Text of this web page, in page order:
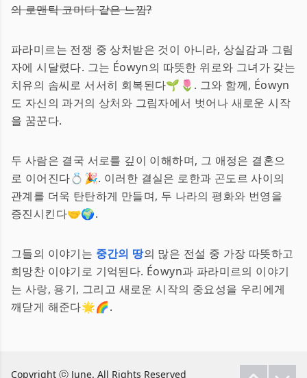
의 로맨틱 코미디 같은 느낌?
파라미르는 전쟁 중 상처받은 것이 아니라, 상실감과 그림
자에 시달렸다. 그는 Éowyn의 따뜻한 위로와 그녀가 갖는
치유의 솜씨로 서서히 회복된다🌱🌷. 그와 함께, Éowyn
도 자신의 과거의 상처와 그림자에서 벗어나 새로운 시작
을 꿈꾼다.
두 사람은 결국 서로를 깊이 이해하며, 그 애정은 결혼으
로 이어진다💍🎉. 이러한 결실은 로한과 곤도르 사이의
관계를 더욱 탄탄하게 만들며, 두 나라의 평화와 번영을
증진시킨다🤝🌍.
그들의 이야기는 중간의 땅의 많은 전설 중 가장 따뜻하고
희망찬 이야기로 기억된다. Éowyn과 파라미르의 이야기
는 사랑, 용기, 그리고 새로운 시작의 중요성을 우리에게
깨닫게 해준다🌟🌈.
Copyright ⓒ June. All Rights Reserved